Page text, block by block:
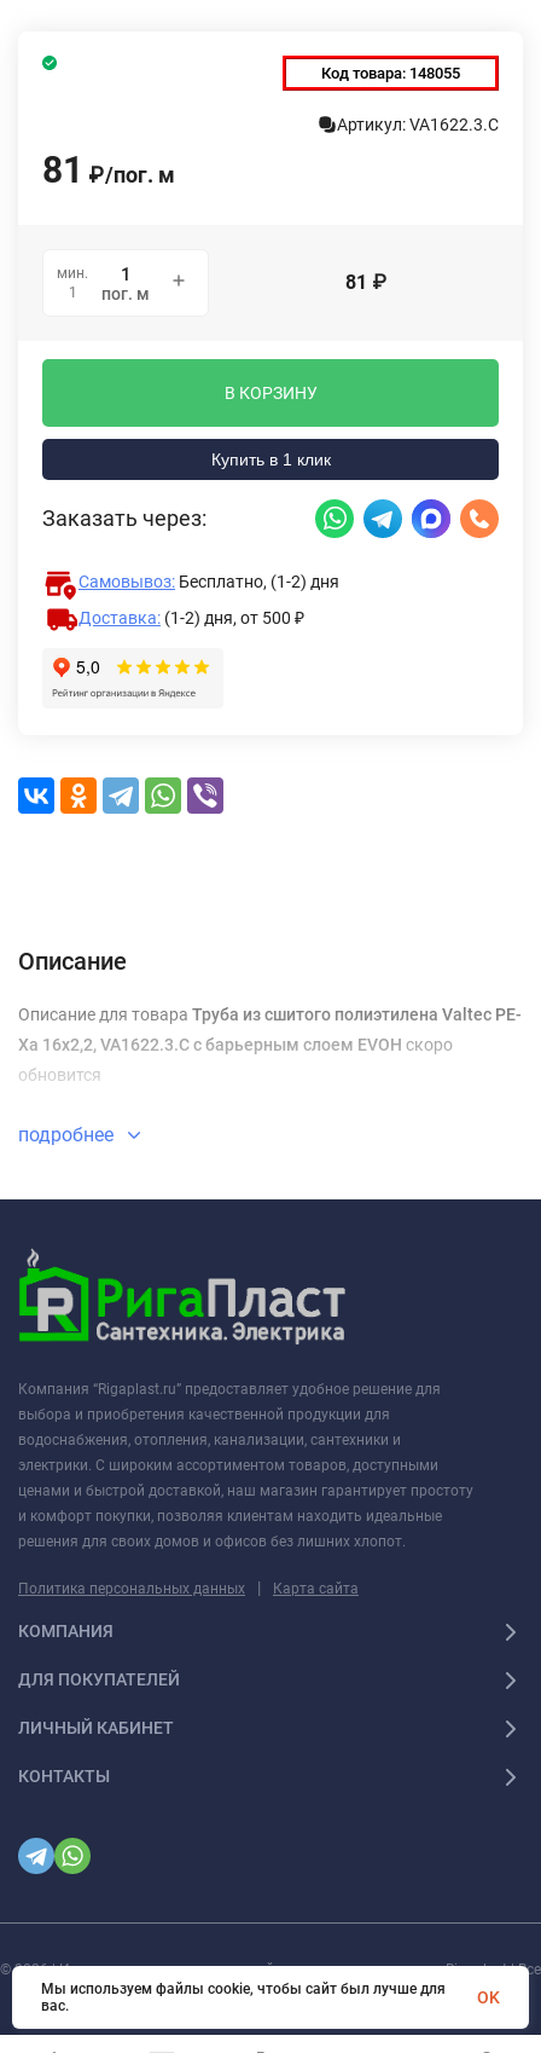
Код товара: 148055
Артикул: VA1622.3.C
81 ₽/пог. м
мин.
1
пог. м 81 ₽
В КОРЗИНУ
Купить в 1 клик
Заказать через:
Самовывоз: Бесплатно, (1-2) дня
Доставка: (1-2) дня, от 500 ₽
Описание
Описание для товара Труба из сшитого полиэтилена Valtec PE-
Xa 16х2,2, VA1622.3.C с барьерным слоем EVOH скоро
обновится
подробнее
Компания “Rigaplast.ru” предоставляет удобное решение для
выбора и приобретения качественной продукции для
водоснабжения, отопления, канализации, сантехники и
электрики. С широким ассортиментом товаров, доступными
ценами и быстрой доставкой, наш магазин гарантирует простоту
и комфорт покупки, позволяя клиентам находить идеальные
решения для своих домов и офисов без лишних хлопот.
Политика персональных данных | Карта сайта
КОМПАНИЯ
ДЛЯ ПОКУПАТЕЛЕЙ
ЛИЧНЫЙ КАБИНЕТ
КОНТАКТЫ
© 2026 | Интернет магазин инженерной сантехники и электрики Rigaplast | Все
права защищены
Мы используем файлы cookie, чтобы сайт был лучше для
вас.
OK